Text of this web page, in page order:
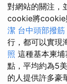
對網站的關注，
cookie將cookie
潔 台中頭部撥筋
行，都可以實現
照 這種基本柬
點，平均約為5
的人提供許多豪